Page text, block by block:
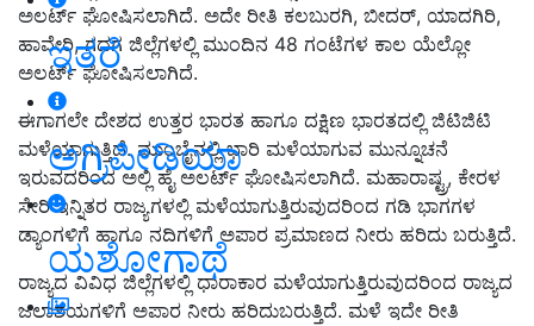
ಇತರೆ
ಅಗ್ರಿಪೀಡಿಯಾ
ಯಶೋಗಾಥೆ
ಅಲರ್ಟ್ ಘೋಷಿಸಲಾಗಿದೆ. ಅದೇ ರೀತಿ ಕಲಬುರಗಿ, ಬೀದರ್, ಯಾದಗಿರಿ,
ಹಾವೇರಿ, ಗದಗ ಜಿಲ್ಲೆಗಳಲ್ಲಿ ಮುಂದಿನ 48 ಗಂಟೆಗಳ ಕಾಲ ಯೆಲ್ಲೋ
ಅಲರ್ಟ್ ಘೋಷಿಸಲಾಗಿದೆ.
ಈಗಾಗಲೇ ದೇಶದ ಉತ್ತರ ಭಾರತ ಹಾಗೂ ದಕ್ಷಿಣ ಭಾರತದಲ್ಲಿ ಜಿಟಿಜಿಟಿ
ಮಳೆಯಾಗುತ್ತಿದೆ. ಮುಂಬೈನಲ್ಲಿ ಭಾರಿ ಮಳೆಯಾಗುವ ಮುನ್ನೂಚನೆ
ಇರುವದರಿಂದ ಅಲ್ಲಿ ಹೈ ಅಲರ್ಟ್ ಘೋಷಿಸಲಾಗಿದೆ. ಮಹಾರಾಷ್ಟ್ರ, ಕೇರಳ
ಸೇರಿ ಇನ್ನಿತರ ರಾಜ್ಯಗಳಲ್ಲಿ ಮಳೆಯಾಗುತ್ತಿರುವುದರಿಂದ ಗಡಿ ಭಾಗಗಳ
ಡ್ಯಾಂಗಳಿಗೆ ಹಾಗೂ ನದಿಗಳಿಗೆ ಅಪಾರ ಪ್ರಮಾಣದ ನೀರು ಹರಿದು ಬರುತ್ತಿದೆ.
ರಾಜ್ಯದ ವಿವಿಧ ಜಿಲ್ಲೆಗಳಲ್ಲಿ ಧಾರಾಕಾರ ಮಳೆಯಾಗುತ್ತಿರುವುದರಿಂದ ರಾಜ್ಯದ
ಜಲಾಶಯಗಳಿಗೆ ಅಪಾರ ನೀರು ಹರಿದುಬರುತ್ತಿದೆ. ಮಳೆ ಇದೇ ರೀತಿ